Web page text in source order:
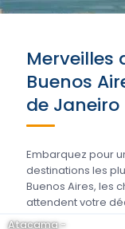
Merveilles
Buenos
de
Embarquez pour
destinations les
Buenos Aires, les
attendent votre
Atacama -